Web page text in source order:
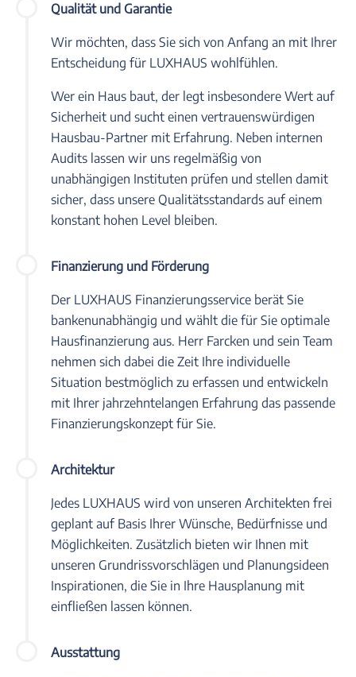
Qualität und Garantie
Wir möchten, dass Sie sich von Anfang an mit Ihrer
Entscheidung für LUXHAUS wohlfühlen.
Wer ein Haus baut, der legt insbesondere Wert auf
Sicherheit und sucht einen vertrauenswürdigen
Hausbau-Partner mit Erfahrung. Neben internen
Audits lassen wir uns regelmäßig von
unabhängigen Instituten prüfen und stellen damit
sicher, dass unsere Qualitätsstandards auf einem
konstant hohen Level bleiben.
Finanzierung und Förderung
Der LUXHAUS Finanzierungsservice berät Sie
bankenunabhängig und wählt die für Sie optimale
Hausfinanzierung aus. Herr Farcken und sein Team
nehmen sich dabei die Zeit Ihre individuelle
Situation bestmöglich zu erfassen und entwickeln
mit Ihrer jahrzehntelangen Erfahrung das passende
Finanzierungskonzept für Sie.
Architektur
Jedes LUXHAUS wird von unseren Architekten frei
geplant auf Basis Ihrer Wünsche, Bedürfnisse und
Möglichkeiten. Zusätzlich bieten wir Ihnen mit
unseren Grundrissvorschlägen und Planungsideen
Inspirationen, die Sie in Ihre Hausplanung mit
einfließen lassen können.
Ausstattung